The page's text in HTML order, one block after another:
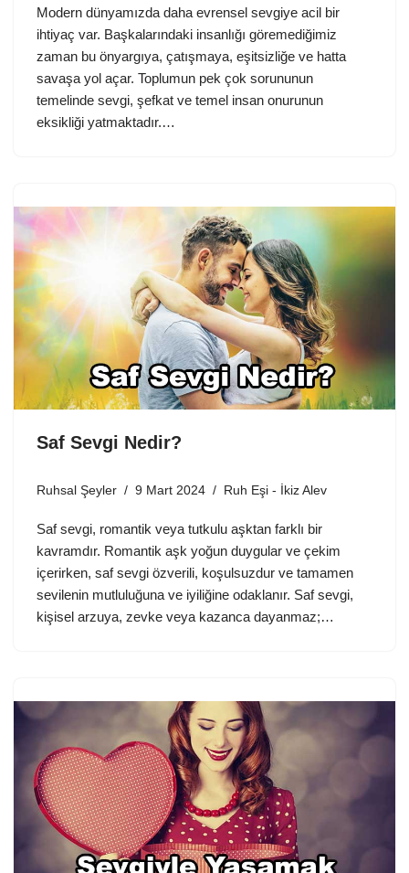
Modern dünyamızda daha evrensel sevgiye acil bir
ihtiyaç var. Başkalarındaki insanlığı göremediğimiz
zaman bu önyargıya, çatışmaya, eşitsizliğe ve hatta
savaşa yol açar. Toplumun pek çok sorununun
temelinde sevgi, şefkat ve temel insan onurunun
eksikliği yatmaktadır.…
Saf Sevgi Nedir?
Ruhsal Şeyler 9 Mart 2024 Ruh Eşi - İkiz Alev
Saf sevgi, romantik veya tutkulu aşktan farklı bir
kavramdır. Romantik aşk yoğun duygular ve çekim
içerirken, saf sevgi özverili, koşulsuzdur ve tamamen
sevilenin mutluluğuna ve iyiliğine odaklanır. Saf sevgi,
kişisel arzuya, zevke veya kazanca dayanmaz;…